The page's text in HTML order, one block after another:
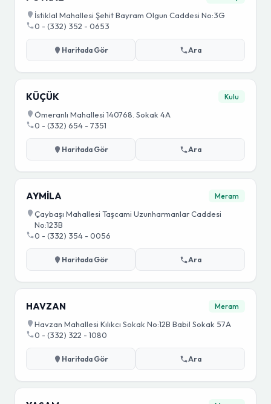
İstiklal Mahallesi Şehit Bayram Olgun Caddesi No:3G
0 - (332) 352 - 0653
Haritada Gör Ara
KÜÇÜK Kulu
Ömeranlı Mahallesi 140768. Sokak 4A
0 - (332) 654 - 7351
Haritada Gör Ara
AYMİLA Meram
Çaybaşı Mahallesi Taşcami Uzunharmanlar Caddesi
No:123B
0 - (332) 354 - 0056
Haritada Gör Ara
HAVZAN Meram
Havzan Mahallesi Kılıkcı Sokak No:12B Babil Sokak 57A
0 - (332) 322 - 1080
Haritada Gör Ara